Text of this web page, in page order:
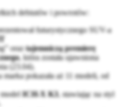
debiutów i powrotów:
futurystycznego SUV-a
oraztajemniczą premierę
, która została ujawniona
(23.04).
marka pokazała aż 11 modeli, od
modelICH-X K3, stawiając na styl